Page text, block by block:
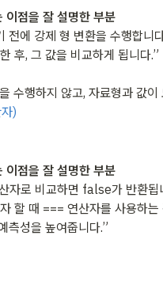
이점을 잘 설명한 부분
에 강제 형 변환을 수행합니
후, 그 값을 비교하게 됩니다.”
수행하지 않고, 자료형과 값
)
이점을 잘 설명한 부분
로 비교하면 false가 반환됩
할 때 === 연산자를 사용하는
측성을 높여줍니다.”